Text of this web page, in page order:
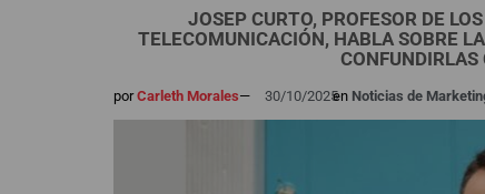
JOSEP CURTO, PROFESOR DE
TELECOMUNICACIÓN, HABLA SOBRE
porCarleth Morales— 30/10/2025en Noticias de